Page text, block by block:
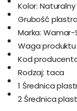
Kolor: Naturalny
Grubość
Marka: Wamar-
Waga produktu
Kod
Rodzaj: taca
1 Średnica
2 Średnica